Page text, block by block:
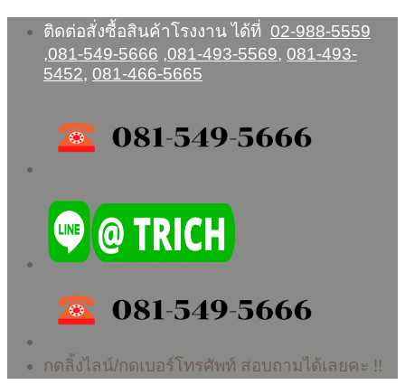
Skip
content
ติดต่อสั่งซื้อสินค้าโรงงาน ได้ที่ 02-988-5559
,081-549-5666 ,081-493-5569, 081-493-
5452, 081-466-5665
กดลิ้งไลน์/กดเบอร์โทรศัพท์ สอบถามได้เลยคะ !!